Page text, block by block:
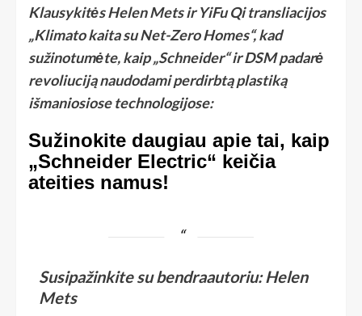
Klausykitės Helen Mets ir YiFu Qi transliacijos
„Klimato kaita su Net-Zero Homes“, kad
sužinotumėte, kaip „Schneider“ ir DSM padarė
revoliuciją naudodami perdirbtą plastiką
išmaniosiose technologijose:
Sužinokite daugiau apie tai, kaip
„Schneider Electric“ keičia
ateities namus!
Susipažinkite su bendraautoriu: Helen
Mets